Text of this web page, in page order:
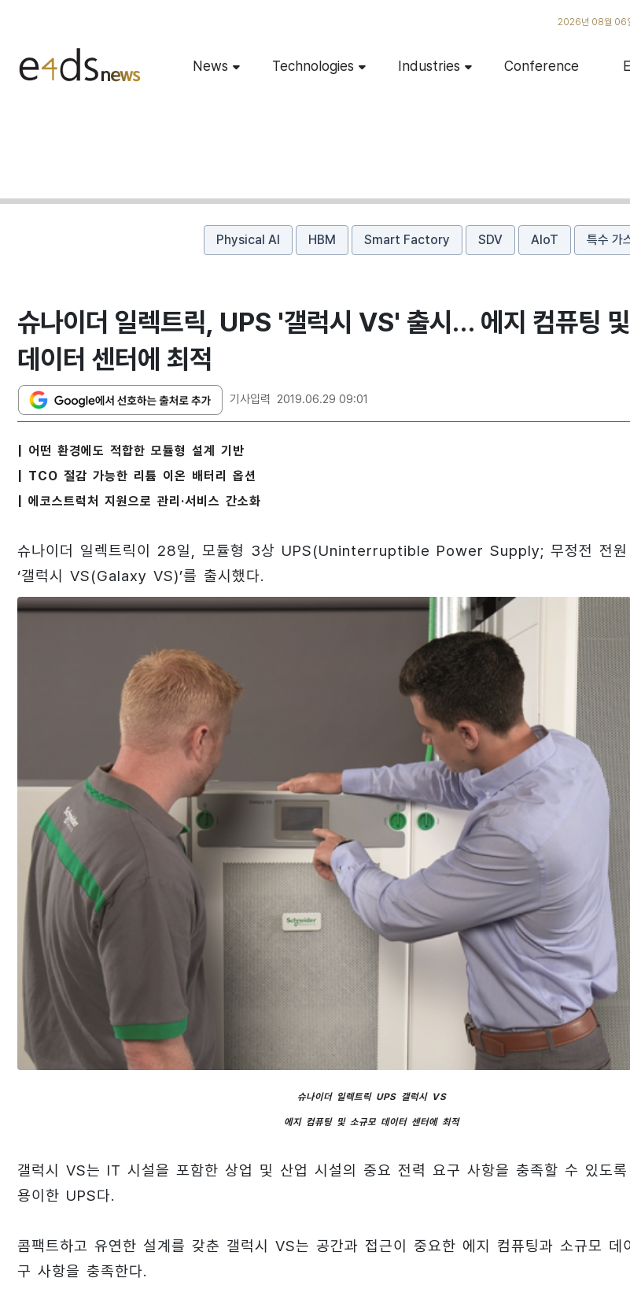
2026년 08월 06
News Technologies Industries Conference
Physical AI HBM Smart Factory SDV AIoT 특수 가
슈나이더 일렉트릭, UPS '갤럭시 VS' 출시… 에지 컴퓨팅
데이터 센터에 최적
기사입력 2019.06.29 09:01
| 어떤 환경에도 적합한 모듈형 설계 기반
| TCO 절감 가능한 리튬 이온 배터리 옵션
| 에코스트럭처 지원으로 관리·서비스 간소화
슈나이더 일렉트릭이 28일, 모듈형 3상 UPS(Uninterruptible Power Supply; 무정전 전원
‘갤럭시 VS(Galaxy VS)’를 출시했다.
슈나이더 일렉트릭 UPS 갤럭시 VS
에지 컴퓨팅 및 소규모 데이터 센터에 최적
갤럭시 VS는 IT 시설을 포함한 상업 및 산업 시설의 중요 전력 요구 사항을 충족할 수 있도
용이한 UPS다.
콤팩트하고 유연한 설계를 갖춘 갤럭시 VS는 공간과 접근이 중요한 에지 컴퓨팅과 소규모 데
구 사항을 충족한다.